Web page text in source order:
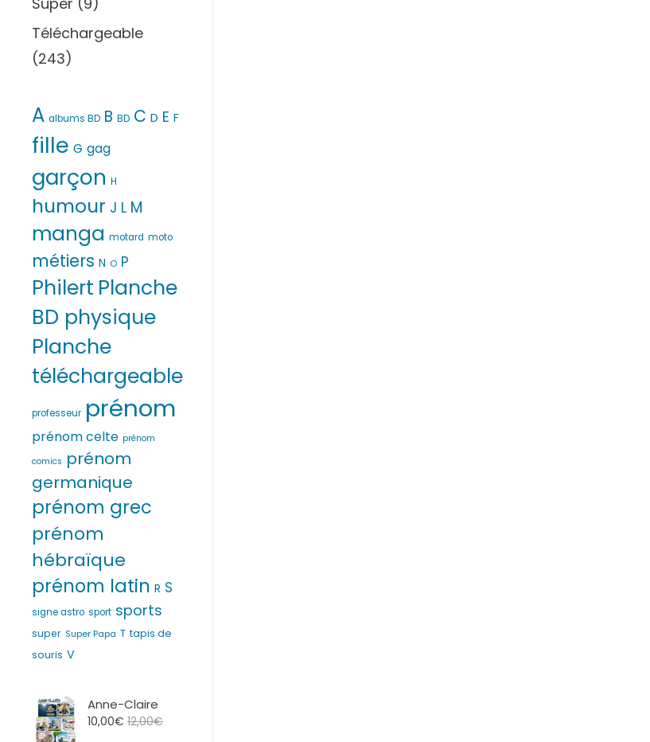
Téléchargeable
(243)
A albums BD B BD C D E F
fille G gag
garçon H
humour J L M
manga motard moto
métiers N O P
Philert Planche
BD physique
Planche
téléchargeable
professeur prénom
prénom celte prénom
comics prénom
germanique
prénom grec
prénom
hébraïque
prénom latin R S
signe astro sport sports
super Super Papa T tapis de
souris V
Anne-Claire
10,00€ 12,00€